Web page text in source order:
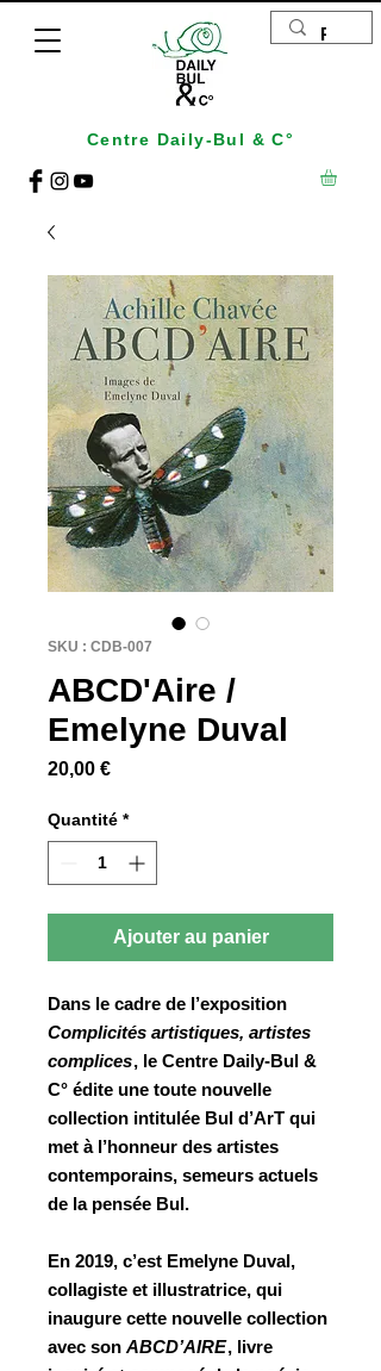
Centre Daily-Bul & C°
SKU : CDB-007
ABCD'Aire /
Emelyne Duval
20,00 €Prix
Quantité *
Ajouter au panier
Dans le cadre de l’exposition
Complicités artistiques, artistes
complices, le Centre Daily-Bul &
C° édite une toute nouvelle
collection intitulée Bul d’ArT qui
met à l’honneur des artistes
contemporains, semeurs actuels
de la pensée Bul.
En 2019, c’est Emelyne Duval,
collagiste et illustratrice, qui
inaugure cette nouvelle collection
avec son ABCD’AIRE, livre